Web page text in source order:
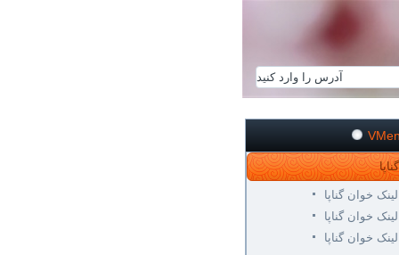
لینک خوان گناپا
لینک خوان گناپا
لینک خوان گناپا